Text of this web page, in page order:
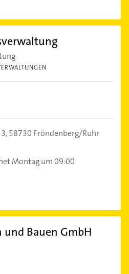
58730 Fröndenberg/Ruhr
Montag um 09:00
Bauen GmbH